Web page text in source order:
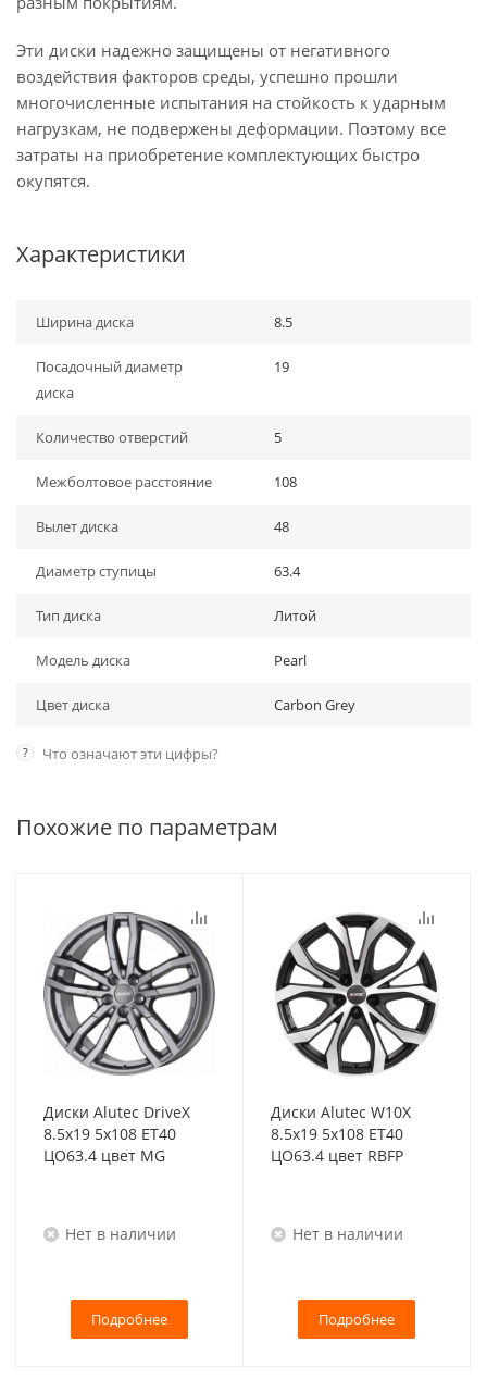
Эти диски надежно защищены от негативного
воздействия факторов среды, успешно прошли
многочисленные испытания на стойкость к ударным
нагрузкам, не подвержены деформации. Поэтому все
затраты на приобретение комплектующих быстро
окупятся.
Характеристики
Ширина диска 8.5
Посадочный диаметр
диска
19
Количество отверстий 5
Межболтовое расстояние 108
Вылет диска 48
Диаметр ступицы 63.4
Тип диска Литой
Модель диска Pearl
Цвет диска Carbon Grey
? Что означают эти цифры?
Похожие по параметрам
Диски Alutec DriveX
8.5x19 5x108 ET40
ЦО63.4 цвет MG
Нет в наличии
Подробнее
Диски Alutec W10X
8.5x19 5x108 ET40
ЦО63.4 цвет RBFP
Нет в наличии
Подробнее